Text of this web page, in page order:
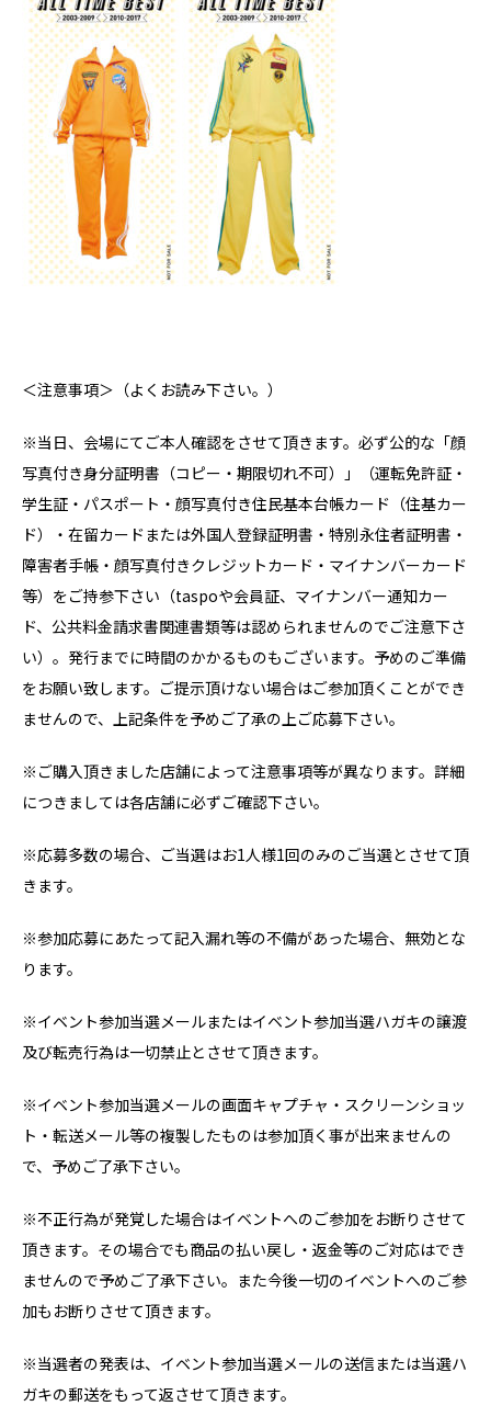
＜注意事項＞（よくお読み下さい。）
※当日、会場にてご本人確認をさせて頂きます。必ず公的な「顔
写真付き身分証明書（コピー・期限切れ不可）」（運転免許証・
学生証・パスポート・顔写真付き住民基本台帳カード（住基カー
ド）・在留カードまたは外国人登録証明書・特別永住者証明書・
障害者手帳・顔写真付きクレジットカード・マイナンバーカード
等）をご持参下さい（taspoや会員証、マイナンバー通知カー
ド、公共料金請求書関連書類等は認められませんのでご注意下さ
い）。発行までに時間のかかるものもございます。予めのご準備
をお願い致します。ご提示頂けない場合はご参加頂くことができ
ませんので、上記条件を予めご了承の上ご応募下さい。
※ご購入頂きました店舗によって注意事項等が異なります。詳細
につきましては各店舗に必ずご確認下さい。
※応募多数の場合、ご当選はお1人様1回のみのご当選とさせて頂
きます。
※参加応募にあたって記入漏れ等の不備があった場合、無効とな
ります。
※イベント参加当選メールまたはイベント参加当選ハガキの譲渡
及び転売行為は一切禁止とさせて頂きます。
※イベント参加当選メールの画面キャプチャ・スクリーンショッ
ト・転送メール等の複製したものは参加頂く事が出来ませんの
で、予めご了承下さい。
※不正行為が発覚した場合はイベントへのご参加をお断りさせて
頂きます。その場合でも商品の払い戻し・返金等のご対応はでき
ませんので予めご了承下さい。また今後一切のイベントへのご参
加もお断りさせて頂きます。
※当選者の発表は、イベント参加当選メールの送信または当選ハ
ガキの郵送をもって返させて頂きます。